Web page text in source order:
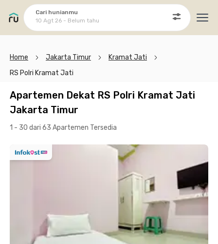
Cari hunianmu
10 Agt 26 - Belum tahu
Home Jakarta Timur
Kramat Jati
RS Polri Kramat Jati
Apartemen Dekat RS Polri Kramat Jati
Jakarta Timur
1 - 30 dari 63 Apartemen Tersedia